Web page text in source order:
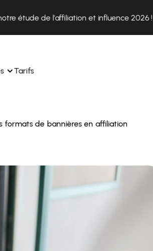
étude de l'affiliation et influence 2026 !
l’app
toute
pourquoi les marques choisissent Affilae
nos conseils, actus et tendances du secteur.
Tarifs
formats de bannières en affiliation